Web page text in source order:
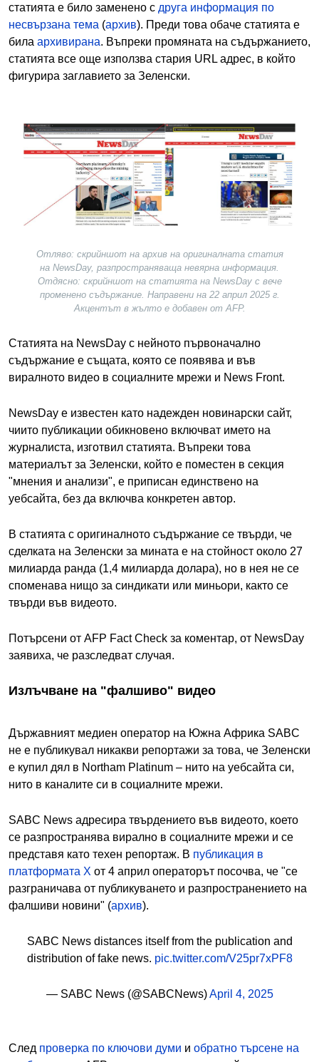
статията е било заменено с друга информация по
несвързана тема (архив). Преди това обаче статията е
била архивирана. Въпреки промяната на съдържанието,
статията все още използва стария URL адрес, в който
фигурира заглавието за Зеленски.
Image
Отляво: скрийншот на архив на оригиналната статия
на NewsDay, разпространяваща невярна информация.
Отдясно: скрийншот на статията на NewsDay с вече
променено съдържание. Направени на 22 април 2025 г.
Акцентът в жълто е добавен от AFP.
Статията на NewsDay с нейното първоначално
съдържание е същата, която се появява и във
виралното видео в социалните мрежи и News Front.
NewsDay е известен като надежден новинарски сайт,
чиито публикации обикновено включват името на
журналиста, изготвил статията. Въпреки това
материалът за Зеленски, който е поместен в секция
"мнения и анализи", е приписан единствено на
уебсайта, без да включва конкретен автор.
В статията с оригиналното съдържание се твърди, че
сделката на Зеленски за мината е на стойност около 27
милиарда ранда (1,4 милиарда долара), но в нея не се
споменава нищо за синдикати или миньори, както се
твърди във видеото.
Потърсени от AFP Fact Check за коментар, от NewsDay
заявиха, че разследват случая.
Излъчване на "фалшиво" видео
Държавният медиен оператор на Южна Африка SABC
не е публикувал никакви репортажи за това, че Зеленски
е купил дял в Northam Platinum – нито на уебсайта си,
нито в каналите си в социалните мрежи.
SABC News адресира твърдението във видеото, което
се разпространява вирално в социалните мрежи и се
представя като техен репортаж. В публикация в
платформата X от 4 април операторът посочва, че "се
разграничава от публикуването и разпространението на
фалшиви новини" (архив).
SABC News distances itself from the publication and
distribution of fake news. pic.twitter.com/V25pr7xPF8
— SABC News (@SABCNews)April 4, 2025
След проверка по ключови думи и обратно търсене на